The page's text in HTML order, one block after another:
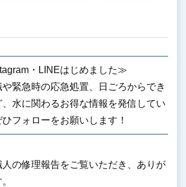
・LINEはじめました≫
緊急時の応急処置、日ごろからでき
水に関わるお得な情報を発信してい
フォローをお願いします！
の修理報告をご覧いただき、ありが